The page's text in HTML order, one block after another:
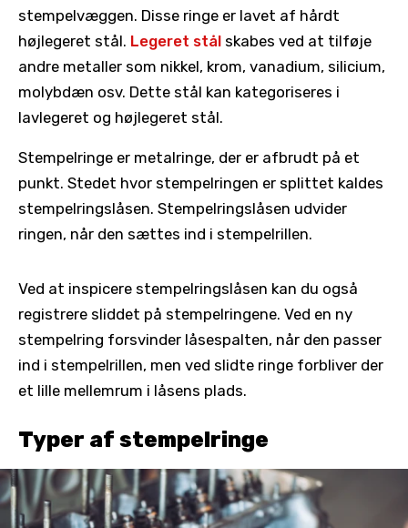
stempelvæggen. Disse ringe er lavet af hårdt
højlegeret stål. Legeret stål skabes ved at tilføje
andre metaller som nikkel, krom, vanadium, silicium,
molybdæn osv. Dette stål kan kategoriseres i
lavlegeret og højlegeret stål.
Stempelringe er metalringe, der er afbrudt på et
punkt. Stedet hvor stempelringen er splittet kaldes
stempelringslåsen. Stempelringslåsen udvider
ringen, når den sættes ind i stempelrillen.
Ved at inspicere stempelringslåsen kan du også
registrere sliddet på stempelringene. Ved en ny
stempelring forsvinder låsespalten, når den passer
ind i stempelrillen, men ved slidte ringe forbliver der
et lille mellemrum i låsens plads.
Typer af stempelringe